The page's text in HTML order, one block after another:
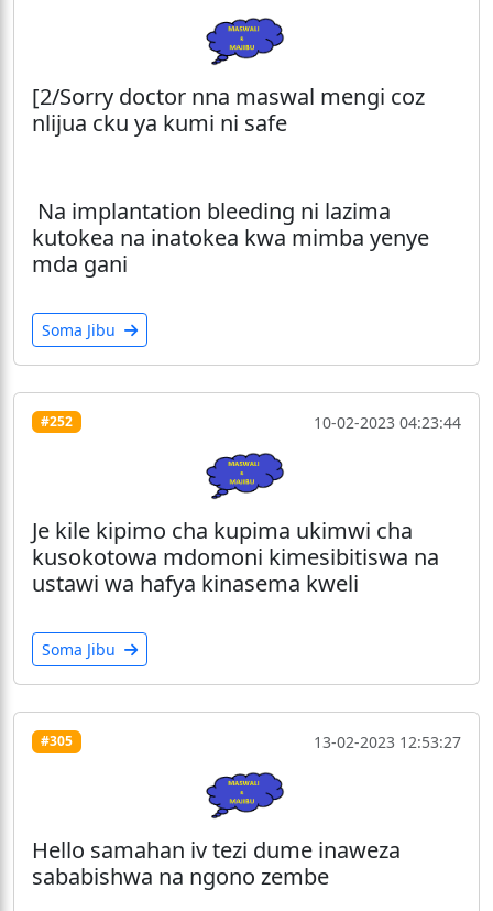
[2/Sorry doctor nna maswal mengi coz
nlijua cku ya kumi ni safe
Na implantation bleeding ni lazima
kutokea na inatokea kwa mimba yenye
mda gani
Soma Jibu
#252 10-02-2023 04:23:44
Je kile kipimo cha kupima ukimwi cha
kusokotowa mdomoni kimesibitiswa na
ustawi wa hafya kinasema kweli
Soma Jibu
#305 13-02-2023 12:53:27
Hello samahan iv tezi dume inaweza
sababishwa na ngono zembe